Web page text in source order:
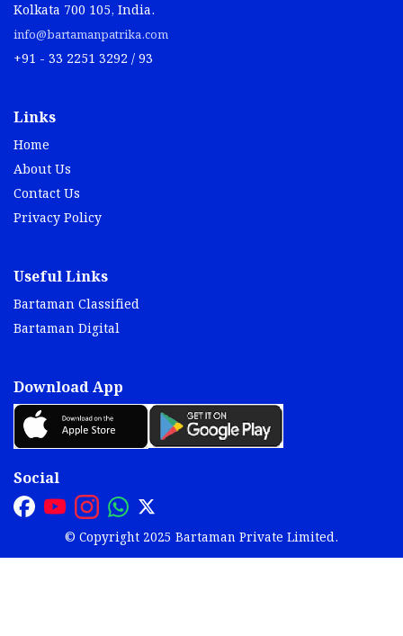
Kolkata 700 105, India.
info@bartamanpatrika.com
+91 - 33 2251 3292 / 93
Links
Home
About Us
Contact Us
Privacy Policy
Useful Links
Bartaman Classified
Bartaman Digital
Download App
Social
© Copyright 2025 Bartaman Private Limited.